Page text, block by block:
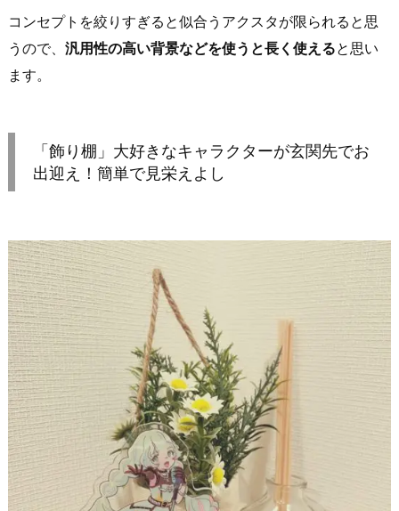
コンセプトを絞りすぎると似合うアクスタが限られると思
うので、 汎用性の高い背景などを使うと長く使えると思い
ます。
「飾り棚」大好きなキャラクターが玄関先でお
出迎え！簡単で見栄えよし